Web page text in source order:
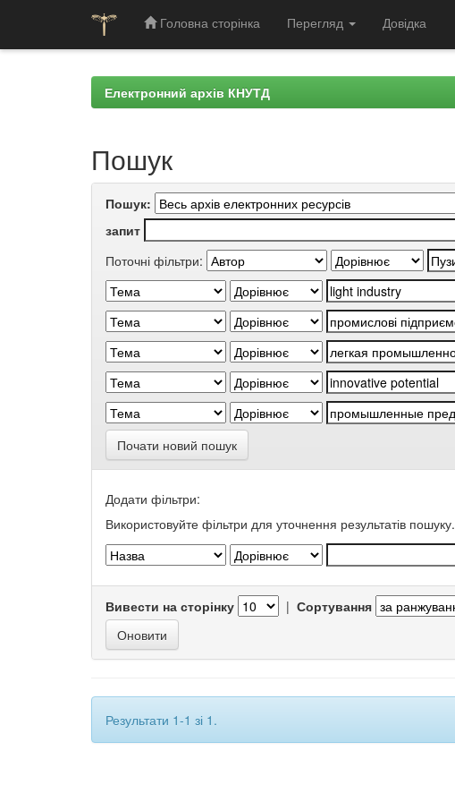
Головна сторінка Перегляд Довідка
Електронний архів КНУТД
Пошук
Пошук:
запит
Поточні фільтри:
Почати новий пошук
Додати фільтри:
Використовуйте фільтри для уточнення результатів пошуку.
Вивести на сторінку | Сортування
Результати 1-1 зі 1.